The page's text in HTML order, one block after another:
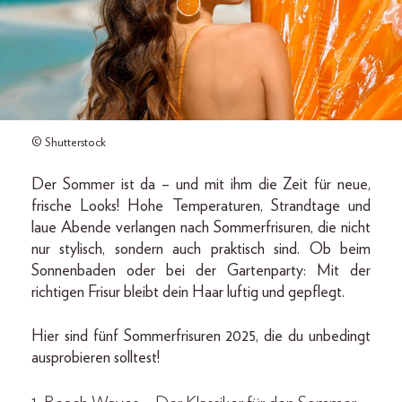
© Shutterstock
Der Sommer ist da – und mit ihm die Zeit für neue,
frische Looks! Hohe Temperaturen, Strandtage und
laue Abende verlangen nach Sommerfrisuren, die nicht
nur stylisch, sondern auch praktisch sind. Ob beim
Sonnenbaden oder bei der Gartenparty: Mit der
richtigen Frisur bleibt dein Haar luftig und gepflegt.
Hier sind fünf Sommerfrisuren 2025, die du unbedingt
ausprobieren solltest!